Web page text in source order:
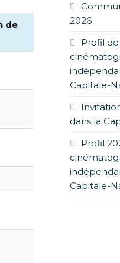
de
2026
Profil
Capitale-
dans la
Profil
Capitale-